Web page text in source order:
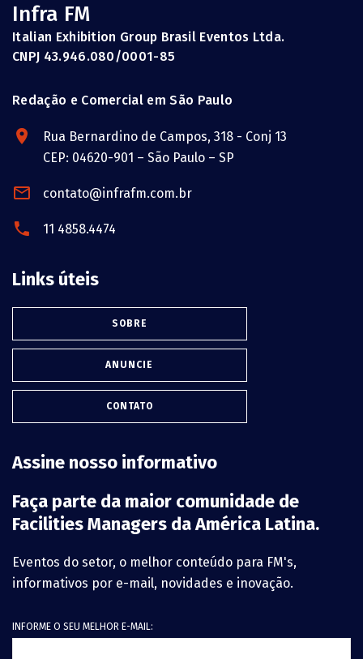
Infra FM
Italian Exhibition Group Brasil Eventos Ltda.
CNPJ 43.946.080/0001-85
Redação e Comercial em São Paulo
Rua Bernardino de Campos, 318 - Conj 13
CEP: 04620-901 – São Paulo – SP
contato@infrafm.com.br
11 4858.4474
Links úteis
SOBRE
ANUNCIE
CONTATO
Assine nosso informativo
Faça parte da maior comunidade de
Facilities Managers da América Latina.
Eventos do setor, o melhor conteúdo para FM's,
informativos por e-mail, novidades e inovação.
INFORME O SEU MELHOR E-MAIL: